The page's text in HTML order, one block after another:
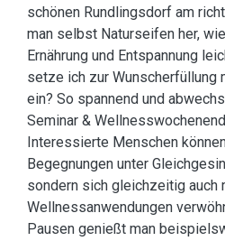
schönen Rundlingsdorf am
man selbst Naturseifen her,
Ernährung und Entspannung
setze ich zur Wunscherfüllung
ein? So spannend und
Seminar &
Interessierte Menschen
Begegnungen unter
sondern sich gleichzeitig auch
Wellnessanwendungen
Pausen genießt man